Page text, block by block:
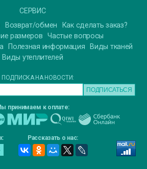
СЕРВИС
Возврат/обмен
Как сделать заказ?
размеров
Частые вопросы
Полезная информация
Виды тканей
Виды утеплителей
ПОДПИСКА НА НОВОСТИ:
принимаем к оплате:
Рассказать о нас: